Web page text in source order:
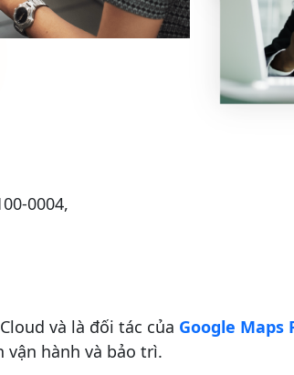
0004,
và là đối tác của Google Maps
hành và bảo trì.